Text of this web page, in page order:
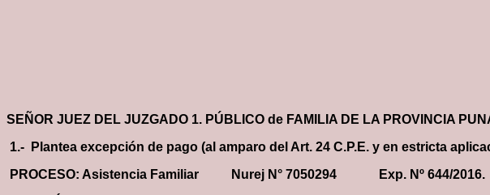
S E ÑOR JUEZ DEL JUZGADO 1. PÚBLICO de FAMILIA DE LA PROVINCIA
1.- Plantea excepción de pago (al amparo del Art. 24 C.P.E. y en estricta
P ROCESO: Asistencia Familiar N urej N° 7050294 Exp. Nº 644/2016.